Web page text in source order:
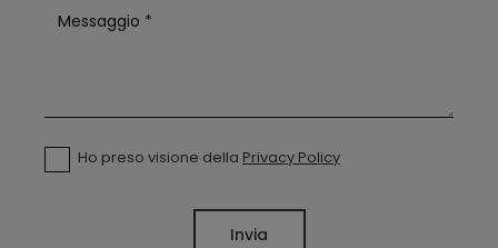
Ho preso visione della Privacy Policy
Invia